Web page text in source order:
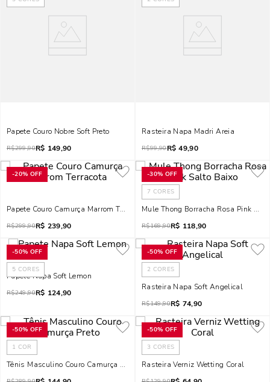
Papete Couro Nobre Soft Preto
R$299,90R$ 149,90
Rasteira Napa Madri Areia
R$99,90R$ 49,90
-20% OFF
Papete Couro Camurça Marrom Terracota
R$299,90R$ 239,90
-30% OFF
7 CORES
Mule Thong Borracha Rosa Pink
R$169,90R$ 118,90
-50% OFF
5 CORES
Papete Napa Soft Lemon
R$249,90R$ 124,90
-50% OFF
2 CORES
Rasteira Napa Soft Angelical
R$149,90R$ 74,90
-50% OFF
1 COR
Tênis Masculino Couro Camurça Preto
-50% OFF
3 CORES
Rasteira Verniz Wetting Coral